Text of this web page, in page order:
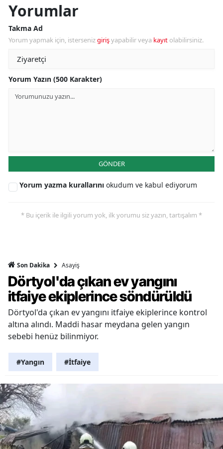
Yorumlar
Takma Ad
Yorum yapmak için, istersenizgirişyapabilir veya kayıt olabilirsiniz.
Yorum Yazın (500 Karakter)
GÖNDER
Yorum yazma kurallarını okudum ve kabul ediyorum
* Bu içerik ile ilgili yorum yok, ilk yorumu siz yazın, tartışalım *
Son Dakika Asayiş
Dörtyol'da çıkan ev yangını
itfaiye ekiplerince söndürüldü
Dörtyol'da çıkan ev yangını itfaiye ekiplerince kontrol
altına alındı. Maddi hasar meydana gelen yangın
sebebi henüz bilinmiyor.
#Yangın #İtfaiye